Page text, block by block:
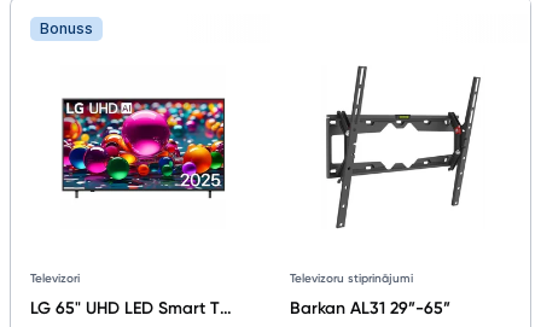
Bonuss
Televizori
LG 65" UHD LED Smart TV
Televizoru stiprinājumi
Barkan AL31 29”-65”